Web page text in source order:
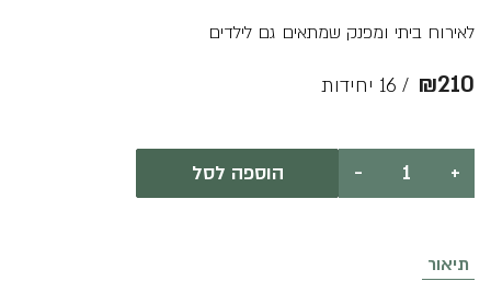
לאירוח ביתי ומפנק שמתאים גם לילדים
/ 16 יחידות ₪210
-
כמות
לזניית
+ הוספה לסל
תיאור